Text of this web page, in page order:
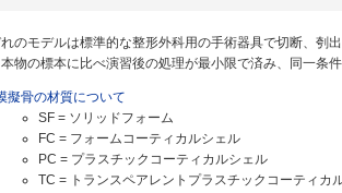
のモデルは標準的な整形外科用の手術器具で切断、刳
本物の標本に比べ演習後の処理が最小限で済み、同一条
擬骨の材質について
SF = ソリッドフォーム
FC = フォームコーティカルシェル
PC = プラスチックコーティカルシェル
TC = トランスペアレントプラスチックコーティカ